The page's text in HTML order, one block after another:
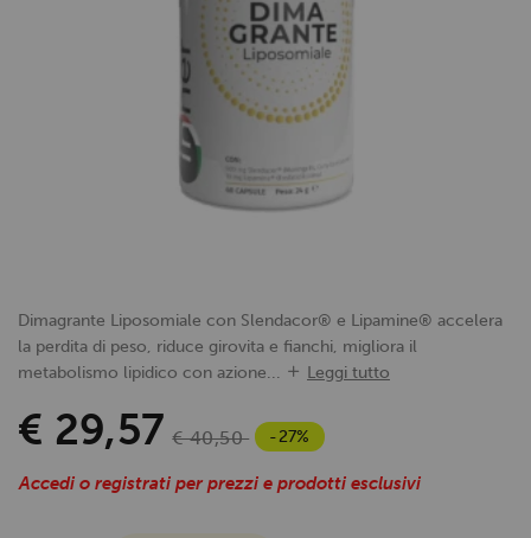
Dimagrante Liposomiale con Slendacor® e Lipamine® accelera
la perdita di peso, riduce girovita e fianchi, migliora il
metabolismo lipidico con azione...
Leggi tutto
€ 29,57 € 40,50 -27%
Accedi o registrati per prezzi e prodotti esclusivi